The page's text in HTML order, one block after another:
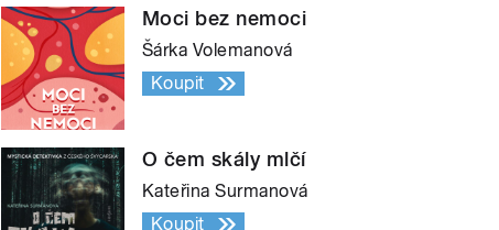
Moci bez nemoci
Šárka Volemanová
Koupit
O čem skály mlčí
Kateřina Surmanová
Koupit